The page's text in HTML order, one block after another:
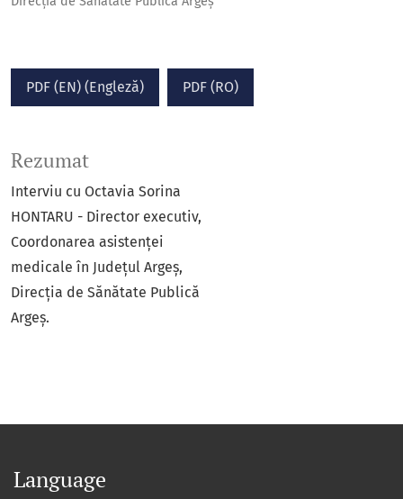
PDF (EN) (Engleză) PDF (RO)
Rezumat
Interviu cu Octavia Sorina
HONTARU - Director executiv,
Coordonarea asistenței
medicale în Județul Argeș,
Direcţia de Sănătate Publică
Argeş.
Language